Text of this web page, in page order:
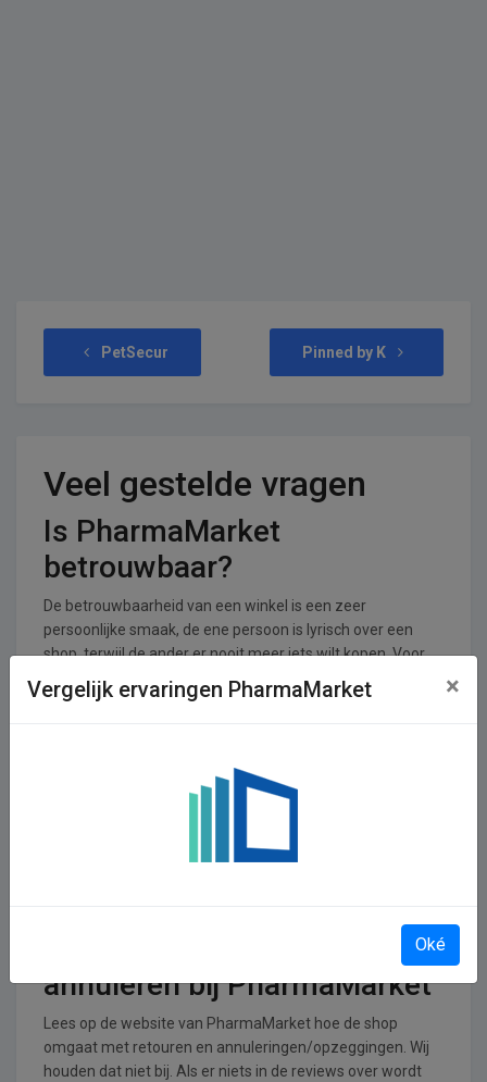
PetSecur Pinned by K
Veel gestelde vragen
Is PharmaMarket
betrouwbaar?
De betrouwbaarheid van een winkel is een zeer
persoonlijke smaak, de ene persoon is lyrisch over een
shop, terwijl de ander er nooit meer iets wilt kopen. Voor
PharmaMarket zijn er 0 reviews achtergelaten en 0
stemmen. De shop krijgt een gemiddeld cijfer van 0,00 uit
In welke branches is
PharmaMarket is actief in de Gezondheid en Verzorging
annuleren bij PharmaMarket
Lees op de website van PharmaMarket hoe de shop
omgaat met retouren en annuleringen/opzeggingen. Wij
houden dat niet bij. Als er niets in de reviews over wordt
Vergelijk ervaringen PharmaMarket ×
Oké